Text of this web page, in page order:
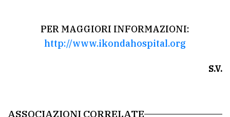
PER MAGGIORI INFORMAZIONI:
http://www.ikondahospital.org
S.V.
ASSOCIAZIONI CORRELATE